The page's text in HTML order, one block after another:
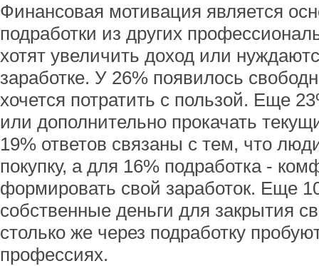
Финансовая мотивация является
подработки из других
хотят увеличить доход или
заработке. У 26% появилось
хочется потратить с пользой. Еще
или дополнительно прокачать
19% ответов связаны с тем, что
покупку, а для 16% подработка -
формировать свой заработок. Еще
собственные деньги для закрытия
столько же через подработку
профессиях.